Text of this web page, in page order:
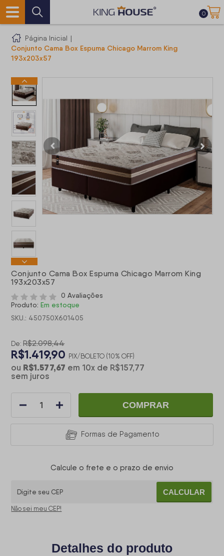
0
Página Inicial |
Conjunto Cama Box Espuma Chicago Marrom King
193x203x57
Conjunto Cama Box Espuma Chicago Marrom King
193x203x57
0 Avaliações
Produto: Em estoque
SKU.: 450750X601405
De: R$2.098,44
R$1.419,90 PIX/BOLETO (10% OFF)
ou R$1.577,67 em 10x de R$157,77
sem juros
COMPRAR
Formas de Pagamento
Calcule o frete e o prazo de envio
CALCULAR
Não sei meu CEP!
Detalhes do produto